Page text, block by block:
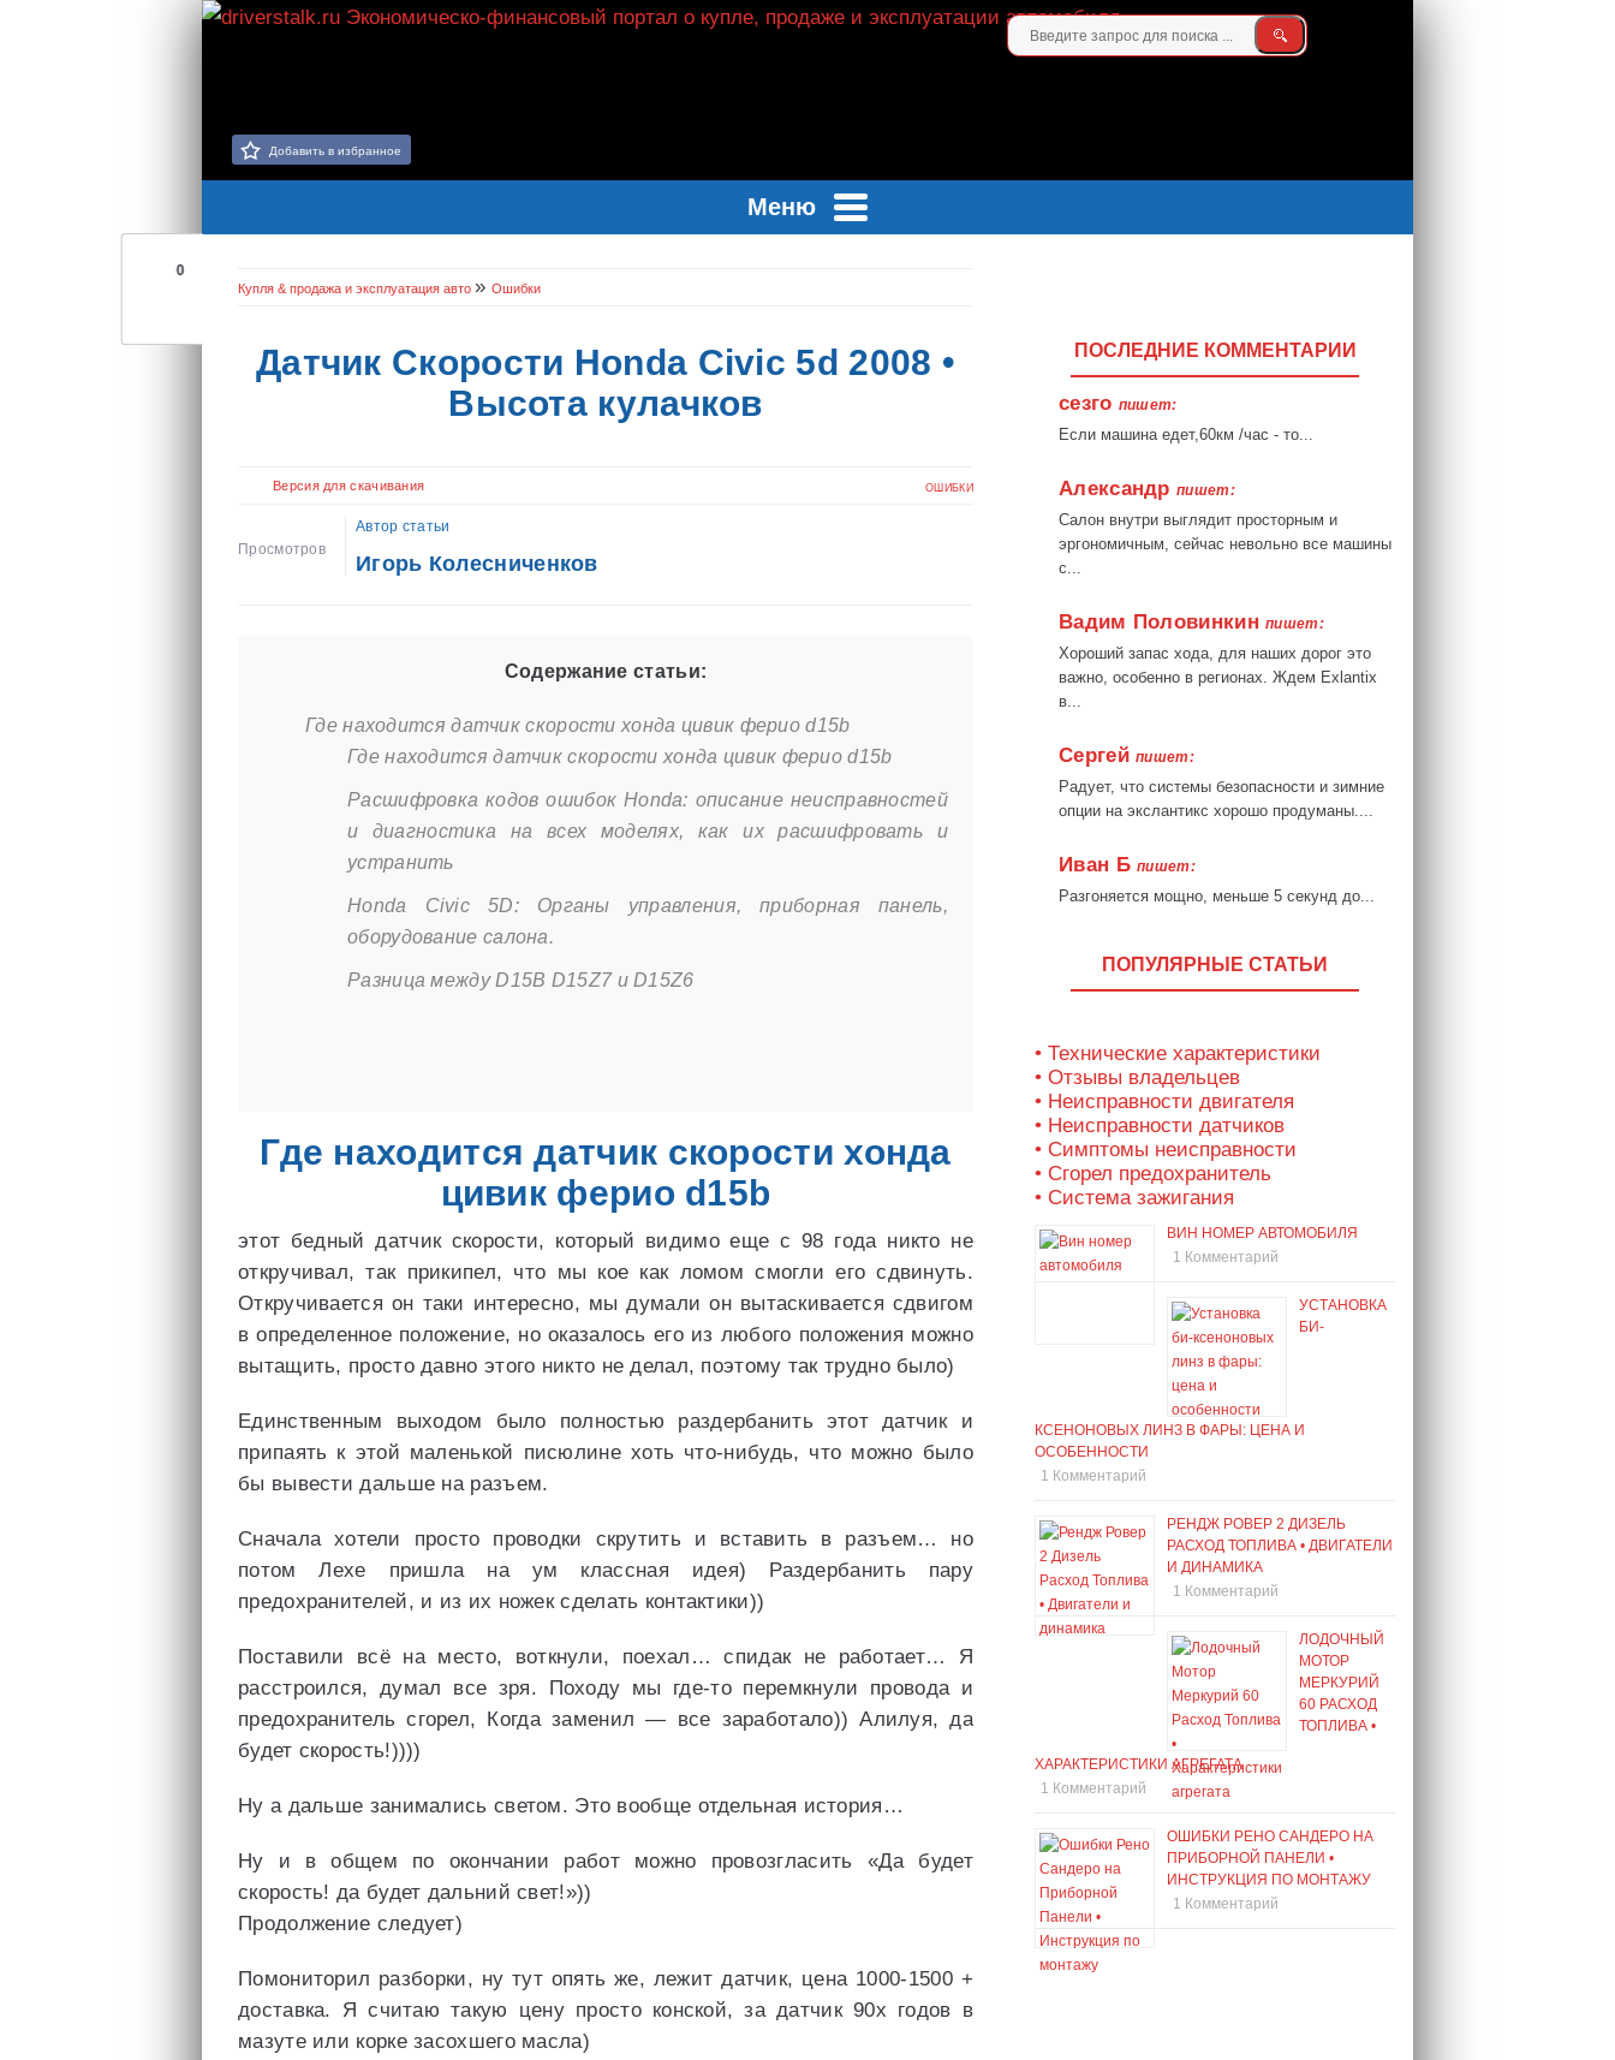
Добавить в избранное
Меню
0
Купля & продажа и эксплуатация авто » Ошибки
Датчик Скорости Honda Civic 5d 2008 •
Высота кулачков
Версия для скачивания ОШИБКИ
Просмотров
Автор статьи
Игорь Колесниченков
Содержание статьи:
Где находится датчик скорости хонда цивик ферио d15b
Где находится датчик скорости хонда цивик ферио d15b
Расшифровка кодов ошибок Honda: описание неисправностей
и диагностика на всех моделях, как их расшифровать и
устранить
Honda Civic 5D: Органы управления, приборная панель,
оборудование салона.
Разница между D15B D15Z7 и D15Z6
Где находится датчик скорости хонда
цивик ферио d15b
этот бедный датчик скорости, который видимо еще с 98 года никто не
откручивал, так прикипел, что мы кое как ломом смогли его сдвинуть.
Откручивается он таки интересно, мы думали он вытаскивается сдвигом
в определенное положение, но оказалось его из любого положения можно
вытащить, просто давно этого никто не делал, поэтому так трудно было)
Единственным выходом было полностью раздербанить этот датчик и
припаять к этой маленькой писюлине хоть что-нибудь, что можно было
бы вывести дальше на разъем.
Сначала хотели просто проводки скрутить и вставить в разъем… но
потом Лехе пришла на ум классная идея) Раздербанить пару
предохранителей, и из их ножек сделать контактики))
Поставили всё на место, воткнули, поехал… спидак не работает… Я
расстроился, думал все зря. Походу мы где-то перемкнули провода и
предохранитель сгорел, Когда заменил — все заработало)) Алилуя, да
будет скорость!))))
Ну а дальше занимались светом. Это вообще отдельная история…
Ну и в общем по окончании работ можно провозгласить «Да будет
скорость! да будет дальний свет!»))
Продолжение следует)
Помониторил разборки, ну тут опять же, лежит датчик, цена 1000-1500 +
доставка. Я считаю такую цену просто конской, за датчик 90х годов в
мазуте или корке засохшего масла)
ПОСЛЕДНИЕ КОММЕНТАРИИ
сезго пишет:
Если машина едет,60км /час - то...
Александр пишет:
Салон внутри выглядит просторным и
эргономичным, сейчас невольно все машины
с...
Вадим Половинкинпишет:
Хороший запас хода, для наших дорог это
важно, особенно в регионах. Ждем Exlantix
в...
Сергейпишет:
Радует, что системы безопасности и зимние
опции на экслантикс хорошо продуманы....
Иван Бпишет:
Разгоняется мощно, меньше 5 секунд до...
ПОПУЛЯРНЫЕ СТАТЬИ
• Технические характеристики
• Отзывы владельцев
• Неисправности двигателя
• Неисправности датчиков
• Симптомы неисправности
• Сгорел предохранитель
• Система зажигания
ВИН НОМЕР АВТОМОБИЛЯ
1 Комментарий
УСТАНОВКА
БИ-
КСЕНОНОВЫХ ЛИНЗ В ФАРЫ: ЦЕНА И
ОСОБЕННОСТИ
1 Комментарий
РЕНДЖ РОВЕР 2 ДИЗЕЛЬ
РАСХОД ТОПЛИВА • ДВИГАТЕЛИ
И ДИНАМИКА
1 Комментарий
ЛОДОЧНЫЙ
МОТОР
МЕРКУРИЙ
60 РАСХОД
ТОПЛИВА •
ХАРАКТЕРИСТИКИ АГРЕГАТА
1 Комментарий
ОШИБКИ РЕНО САНДЕРО НА
ПРИБОРНОЙ ПАНЕЛИ •
ИНСТРУКЦИЯ ПО МОНТАЖУ
1 Комментарий